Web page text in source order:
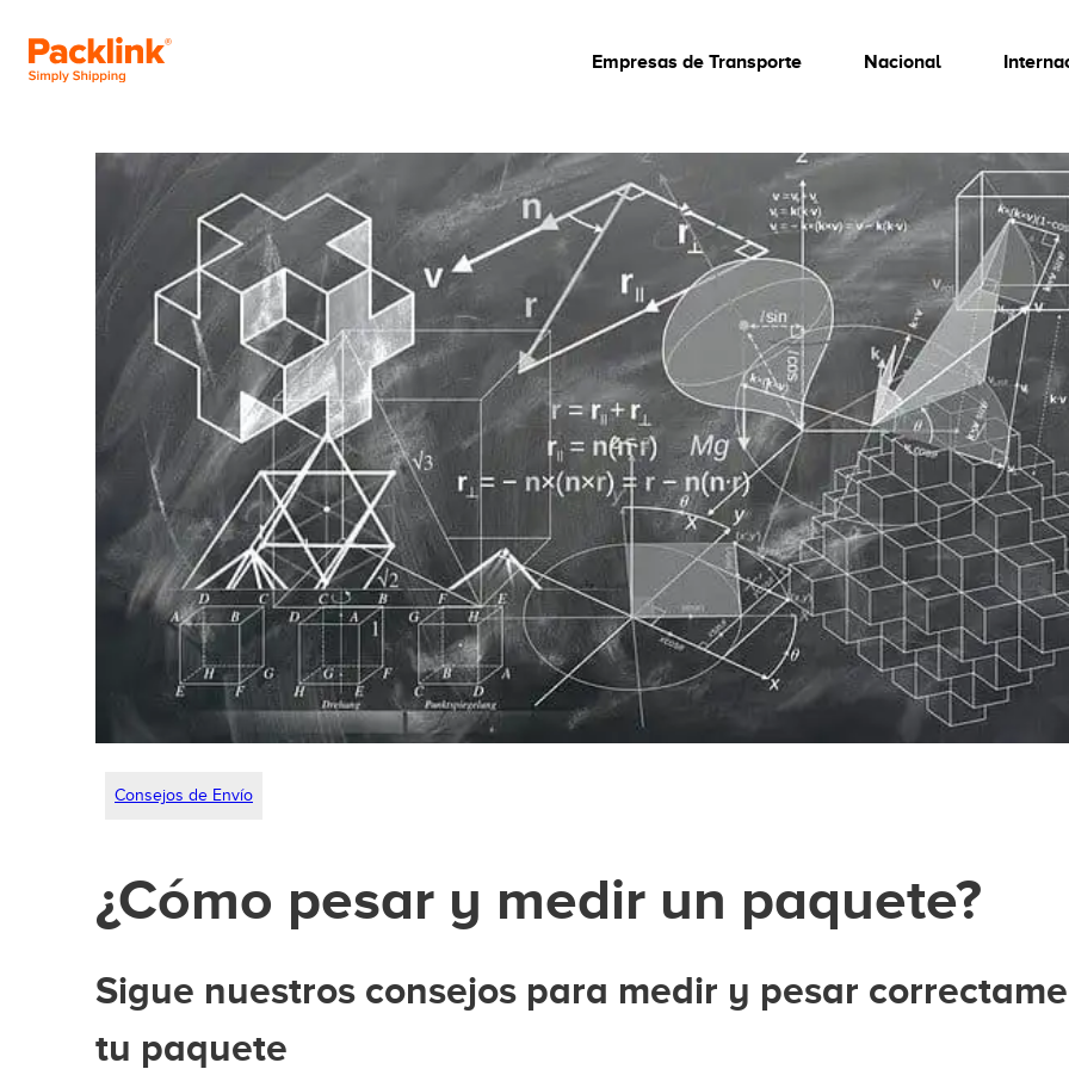
Empresas de Transporte Nacional
Consejos de Envío
¿Cómo pesar y medir un paquete?
Sigue nuestros consejos para medir y pesar
tu paquete